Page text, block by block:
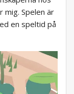
Spelen är
en speltid på